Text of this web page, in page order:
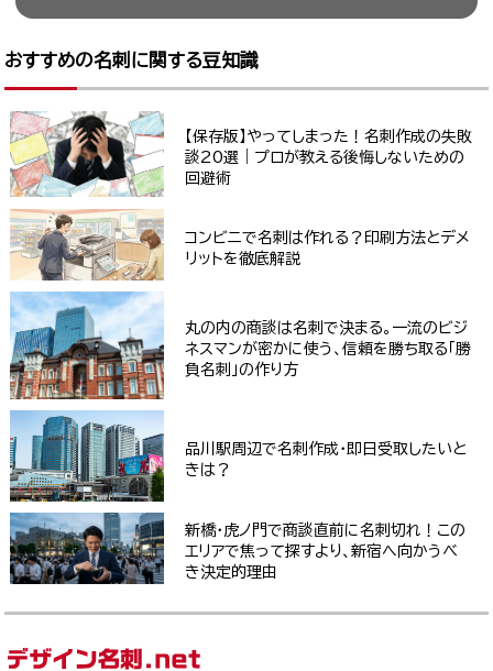
おすすめの名刺に関する豆知識
【保存版】やってしまった！名刺作成の失敗
談20選｜プロが教える後悔しないための
回避術
コンビニで名刺は作れる？印刷方法とデメ
リットを徹底解説
丸の内の商談は名刺で決まる。一流のビジ
ネスマンが密かに使う、信頼を勝ち取る「勝
負名刺」の作り方
品川駅周辺で名刺作成・即日受取したいと
きは？
新橋・虎ノ門で商談直前に名刺切れ！この
エリアで焦って探すより、新宿へ向かうべ
き決定的理由